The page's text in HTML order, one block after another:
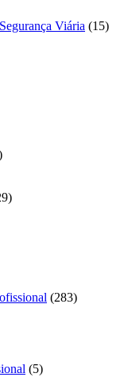
Viária (15)
(283)
(5)